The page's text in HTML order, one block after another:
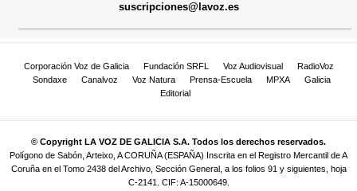
suscripciones@lavoz.es
Corporación Voz de Galicia Fundación SRFL Voz Audiovisual
RadioVoz
Sondaxe
Canalvoz Voz Natura Prensa-Escuela MPXA
Galicia
Editorial
© Copyright LA VOZ DE GALICIA S.A. Todos los derechos reservados.
Polígono de Sabón, Arteixo, A CORUÑA (ESPAÑA) Inscrita en el Registro Mercantil de A
Coruña en el Tomo 2438 del Archivo, Sección General, a los folios 91 y siguientes, hoja
C-2141. CIF: A-15000649.